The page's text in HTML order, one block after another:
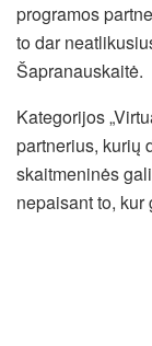
programos
to dar
Šapranauskaitė.
Kategorijos
partnerius, kurių
skaitmeninės
nepaisant to, kur